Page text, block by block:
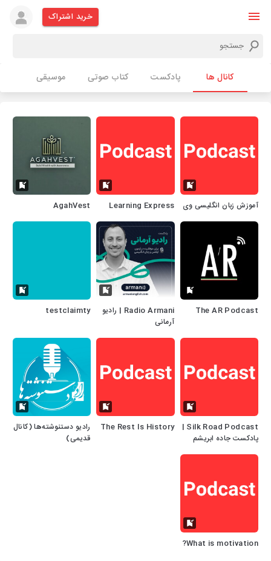
خرید اشتراک
کانال ها پادکست کتاب صوتی موسیقی
آموزش زبان انگلیسی وی Learning Express
AgahVest
The AR Podcast
Radio Armani | رادیو
آرمانی
testclaimty
Silk Road Podcast |
پادکست جاده ابریشم
The Rest Is History
رادیو دستنوشته‌ها (کانال
قدیمی)
What is motivation?